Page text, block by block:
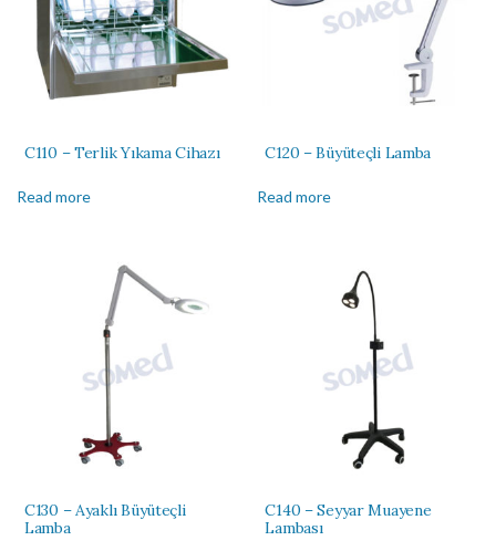
C110 – Terlik Yıkama Cihazı
Read more
C120 – Büyüteçli Lamba
Read more
C130 – Ayaklı Büyüteçli
Lamba
C140 – Seyyar Muayene
Lambası